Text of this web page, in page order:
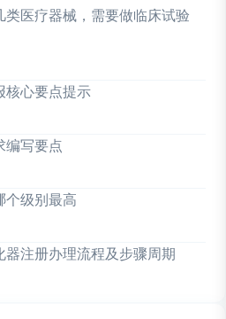
医疗器械，需要做临床试验
核心要点提示
编写要点
个级别最高
注册办理流程及步骤周期